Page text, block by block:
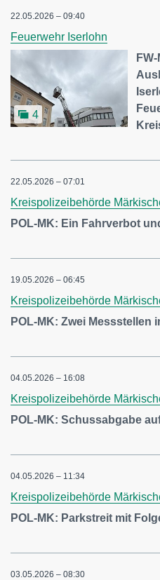
22.05.2026 – 09:40
Feuerwehr Iserlohn
4
22.05.2026 – 07:01
Kreispolizeibehörde
POL-MK: Ein Fahrverbot
19.05.2026 – 06:45
Kreispolizeibehörde
POL-MK: Zwei Messstellen
04.05.2026 – 16:08
Kreispolizeibehörde
POL-MK: Schussabgabe
04.05.2026 – 11:34
Kreispolizeibehörde
POL-MK: Parkstreit mit
03.05.2026 – 08:30